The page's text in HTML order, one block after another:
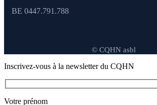
BE 0447.791.788
© CQHN asbl
Inscrivez-vous à la newsletter du CQHN
Votre prénom